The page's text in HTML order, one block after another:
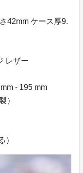
42mm ケース厚9.
レザー
- 195 mm
）
）